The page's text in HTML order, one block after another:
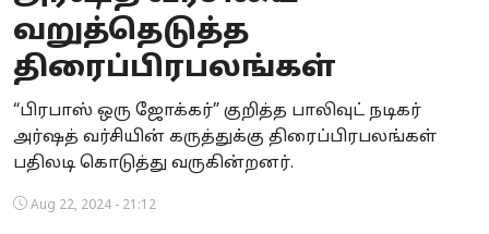
Business
Crime
Tamilnadu
National
வறுத்தெடுத்த
திரைப்பிரபலங்கள்
“பிரபாஸ் ஒரு ஜோக்கர்” குறித்த பாலிவுட் நடிகர்
அர்ஷத் வர்சியின் கருத்துக்கு திரைப்பிரபலங்கள்
பதிலடி கொடுத்து வருகின்றனர்.
Aug 22, 2024 - 21:12